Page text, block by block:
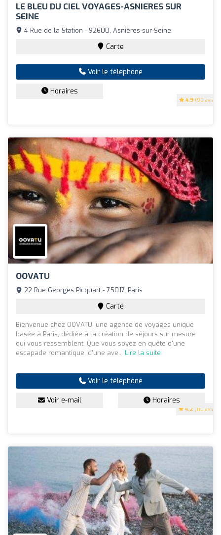
LE BLEU DU CIEL VOYAGES-ASNIERES SUR
SEINE
4.9 (99 avis)
4 Rue de la Station - 92600, Asnières-sur-Seine
Carte
Voir le téléphone
Horaires
OOVATU
4.2 (110 avis)
22 Rue Georges Picquart - 75017, Paris
Carte
Bienvenue chez OOVATU, une agence de voyages unique
basée à Paris, dédiée à la création de séjours sur mesure
qui vous ressemblent. Que vous soyez en quête d'une
escapade romantique, d'une ave... Lire la suite
Voir le téléphone
Voir e-mail Horaires